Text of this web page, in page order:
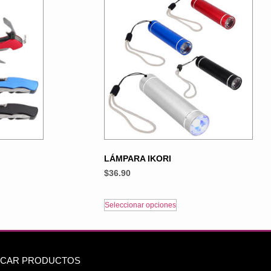
LÁMPARA IKORI
$36.90
Seleccionar opciones
PRODUCTOS